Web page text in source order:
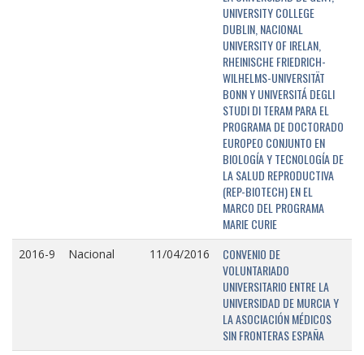
UNIVERSITY COLLEGE
DUBLIN, NACIONAL
UNIVERSITY OF IRELAN,
RHEINISCHE FRIEDRICH-
WILHELMS-UNIVERSITÄT
BONN Y UNIVERSITÁ DEGLI
STUDI DI TERAM PARA EL
PROGRAMA DE DOCTORADO
EUROPEO CONJUNTO EN
BIOLOGÍA Y TECNOLOGÍA DE
LA SALUD REPRODUCTIVA
(REP-BIOTECH) EN EL
MARCO DEL PROGRAMA
MARIE CURIE
2016-9 Nacional 11/04/2016
CONVENIO DE
VOLUNTARIADO
UNIVERSITARIO ENTRE LA
UNIVERSIDAD DE MURCIA Y
LA ASOCIACIÓN MÉDICOS
SIN FRONTERAS ESPAÑA